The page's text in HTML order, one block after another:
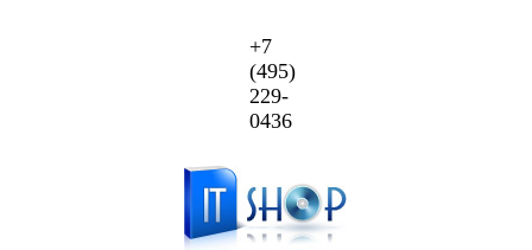
+7
(495)
229-
0436